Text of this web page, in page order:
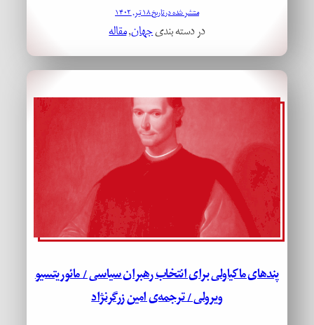
منتشر شده در تاریخ ۱۸ تیر, ۱۴۰۲
در دسته بندیجهان, مقاله
پندهای ماکیاولی برای انتخاب رهبران سیاسی / مائوریتسیو
ویرولی / ترجمه‌ی امین زرگرنژاد